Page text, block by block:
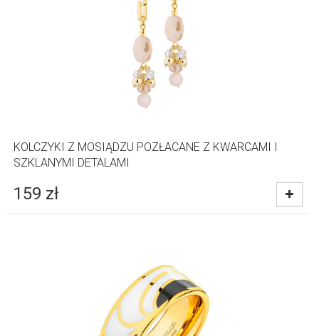
KOLCZYKI Z MOSIĄDZU POZŁACANE Z KWARCAMI I
SZKLANYMI DETALAMI
159 zł